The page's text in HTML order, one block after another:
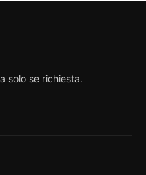
solo se richiesta.